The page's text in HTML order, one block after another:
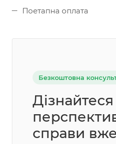
Поетапна оплата
Безкоштовна
Дізнайтеся
справи